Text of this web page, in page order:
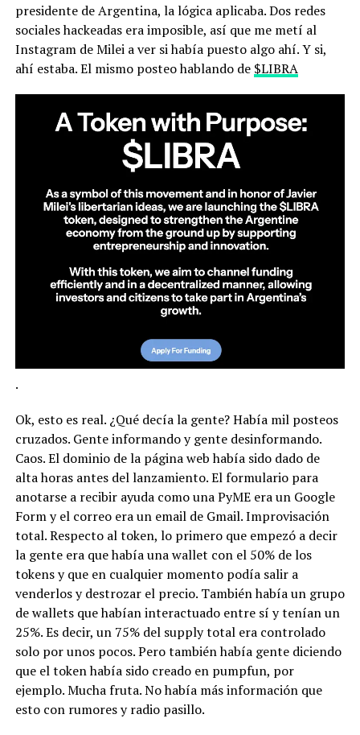
presidente de Argentina, la lógica aplicaba. Dos redes
sociales hackeadas era imposible, así que me metí al
Instagram de Milei a ver si había puesto algo ahí. Y si,
ahí estaba. El mismo posteo hablando de $LIBRA
.
Ok, esto es real. ¿Qué decía la gente? Había mil posteos
cruzados. Gente informando y gente desinformando.
Caos. El dominio de la página web había sido dado de
alta horas antes del lanzamiento. El formulario para
anotarse a recibir ayuda como una PyME era un Google
Form y el correo era un email de Gmail. Improvisación
total. Respecto al token, lo primero que empezó a decir
la gente era que había una wallet con el 50% de los
tokens y que en cualquier momento podía salir a
venderlos y destrozar el precio. También había un grupo
de wallets que habían interactuado entre sí y tenían un
25%. Es decir, un 75% del supply total era controlado
solo por unos pocos. Pero también había gente diciendo
que el token había sido creado en pumpfun, por
ejemplo. Mucha fruta. No había más información que
esto con rumores y radio pasillo.